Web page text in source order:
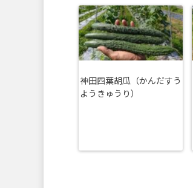
神田四葉胡瓜（かんだすう
ようきゅうり）